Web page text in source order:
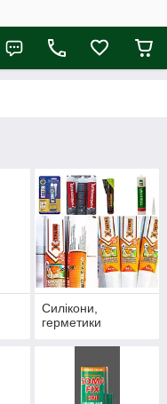
Силікони,
герметики